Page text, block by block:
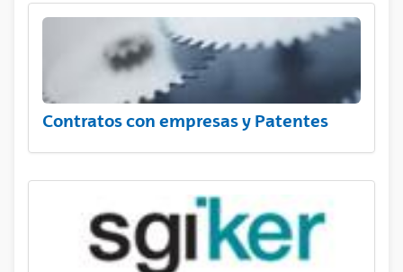
Contratos con empresas y Patentes